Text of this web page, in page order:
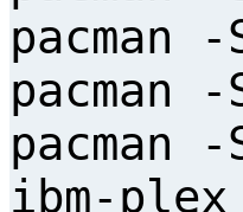
pacman
pacman
ibm-